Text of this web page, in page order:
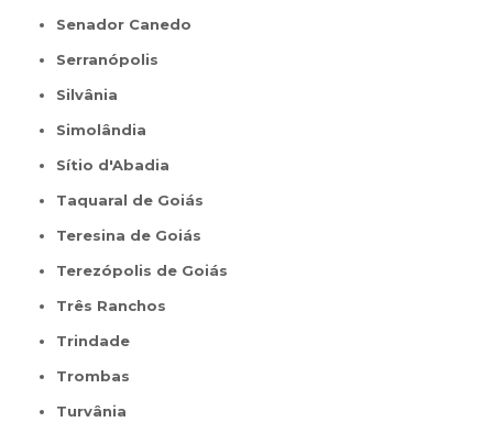
Senador Canedo
Serranópolis
Silvânia
Simolândia
Sítio d'Abadia
Taquaral de Goiás
Teresina de Goiás
Terezópolis de Goiás
Três Ranchos
Trindade
Trombas
Turvânia